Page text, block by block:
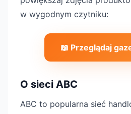
w wygodnym czytniku:
📖 Przeglądaj
O sieci ABC
ABC to popularna sieć